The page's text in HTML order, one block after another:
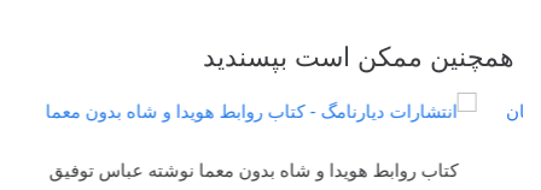
همچنین ممکن است بپسندید
کتاب روابط هویدا و شاه بدون معما نوشته عباس توفیق